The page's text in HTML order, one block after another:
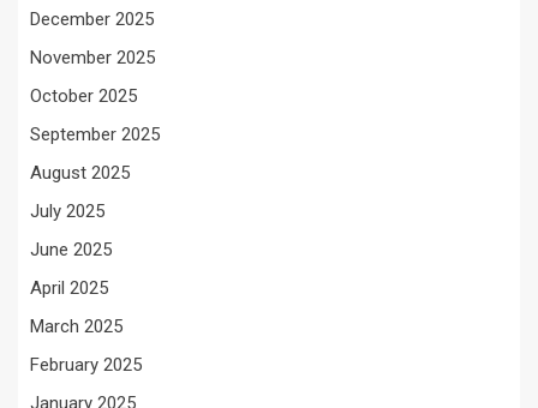
December 2025
November 2025
October 2025
September 2025
August 2025
July 2025
June 2025
April 2025
March 2025
February 2025
January 2025